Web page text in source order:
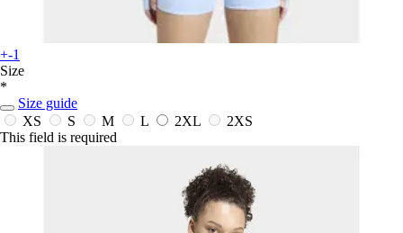
+-1
Size
*
Size guide
XS
S M L 2XL
2XS
This field is required